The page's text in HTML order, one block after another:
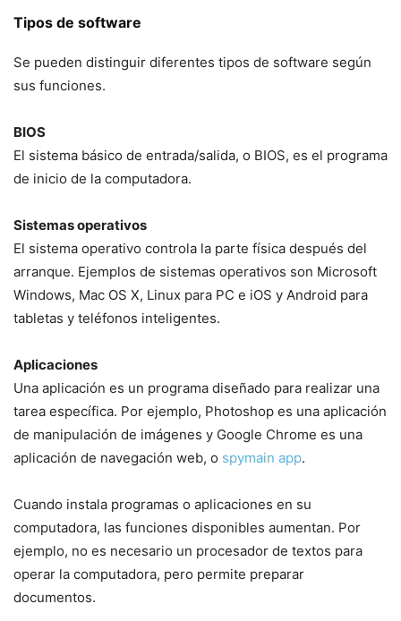
Tipos de software
Se pueden distinguir diferentes tipos de software según
sus funciones.
BIOS
El sistema básico de entrada/salida, o BIOS, es el programa
de inicio de la computadora.
Sistemas operativos
El sistema operativo controla la parte física después del
arranque. Ejemplos de sistemas operativos son Microsoft
Windows, Mac OS X, Linux para PC e iOS y Android para
tabletas y teléfonos inteligentes.
Aplicaciones
Una aplicación es un programa diseñado para realizar una
tarea específica. Por ejemplo, Photoshop es una aplicación
de manipulación de imágenes y Google Chrome es una
aplicación de navegación web, o spymain app.
Cuando instala programas o aplicaciones en su
computadora, las funciones disponibles aumentan. Por
ejemplo, no es necesario un procesador de textos para
operar la computadora, pero permite preparar
documentos.